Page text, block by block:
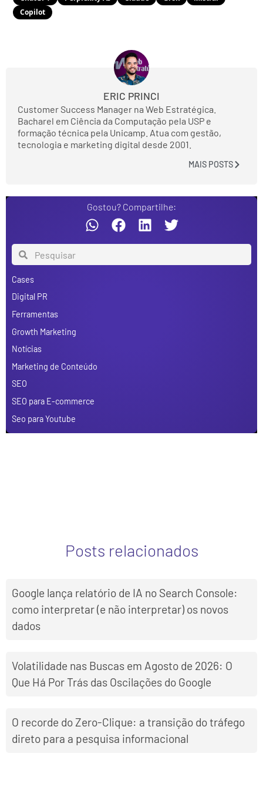
Copilot
ERIC PRINCI
Customer Success Manager na Web Estratégica.
Bacharel em Ciência da Computação pela USP e
formação técnica pela Unicamp. Atua com gestão,
tecnologia e marketing digital desde 2001.
MAIS POSTS
Gostou? Compartilhe:
Cases
Digital PR
Ferramentas
Growth Marketing
Notícias
Marketing de Conteúdo
SEO
SEO para E-commerce
Seo para Youtube
Posts relacionados
Google lança relatório de IA no Search Console:
como interpretar (e não interpretar) os novos
dados
Volatilidade nas Buscas em Agosto de 2026: O
Que Há Por Trás das Oscilações do Google
O recorde do Zero-Clique: a transição do tráfego
direto para a pesquisa informacional